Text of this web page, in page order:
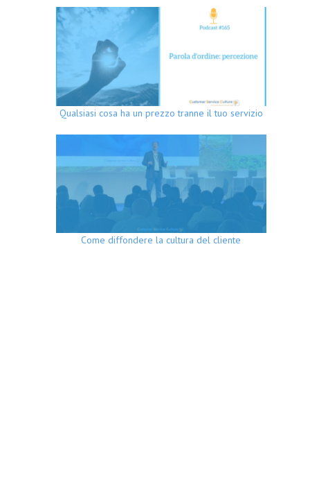
Qualsiasi cosa ha un prezzo tranne il tuo servizio
Come diffondere la cultura del cliente